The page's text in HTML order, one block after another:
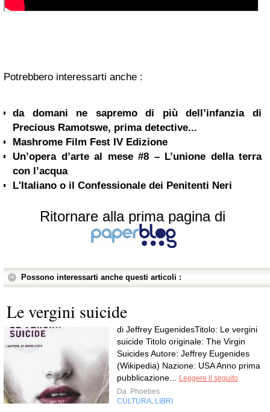
Potrebbero interessarti anche :
da domani ne sapremo di più dell’infanzia di
Precious Ramotswe, prima detective...
Mashrome Film Fest IV Edizione
Un’opera d’arte al mese #8 – L’unione della terra
con l’acqua
L'Italiano o il Confessionale dei Penitenti Neri
Ritornare alla prima pagina di
Possono interessarti anche questi articoli :
Le vergini suicide
di Jeffrey EugenidesTitolo: Le vergini
suicide Titolo originale: The Virgin
Suicides Autore: Jeffrey Eugenides
(Wikipedia) Nazione: USA Anno prima
pubblicazione... Leggere il seguito
Da Phoebes
CULTURA, LIBRI